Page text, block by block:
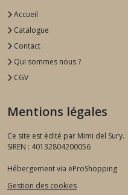
Accueil
Catalogue
Contact
Qui sommes nous ?
CGV
Mentions légales
Ce site est édité par Mimi del Sury.
SIREN : 40132804200056
Hébergement via eProShopping
Gestion des cookies